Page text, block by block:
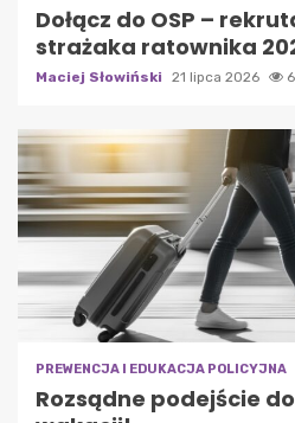
Dołącz do OSP –
strażaka ratownika
Maciej Słowiński 21 lipca 2026
PREWENCJA I EDUKACJA POLICYJNA
Rozsądne podejście